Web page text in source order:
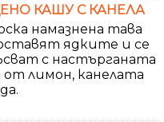
КАШУ С КАНЕЛА
намазнена тава
ядките и се
с настърганата
от лимон, канелата